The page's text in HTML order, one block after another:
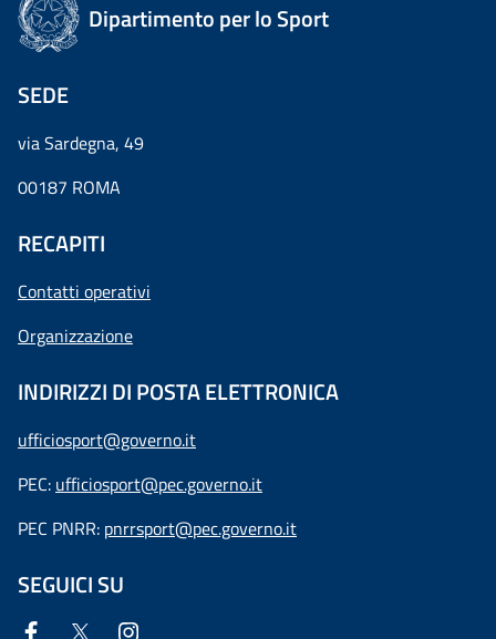
Dipartimento per lo Sport
SEDE
via Sardegna, 49
00187 ROMA
RECAPITI
Contatti operativi
Organizzazione
INDIRIZZI DI POSTA ELETTRONICA
ufficiosport@governo.it
PEC: ufficiosport@pec.governo.it
PEC PNRR: pnrrsport@pec.governo.it
SEGUICI SU